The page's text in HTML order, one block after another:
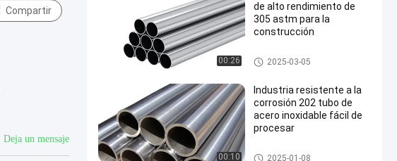
Compartir
Deja un mensaje
00:26
de alto rendimiento de
305 astm para la
construcción
Tubería de acero inoxidable
2025-03-05
00:10
Industria resistente a la
corrosión 202 tubo de
acero inoxidable fácil de
procesar
Tubería de acero inoxidable
2025-01-08